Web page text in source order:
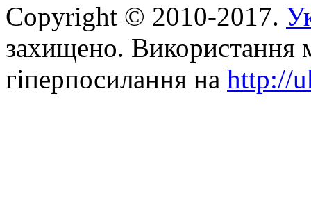
Copyright © 2010-2017.
захищено. Використання
гіперпосилання на http://